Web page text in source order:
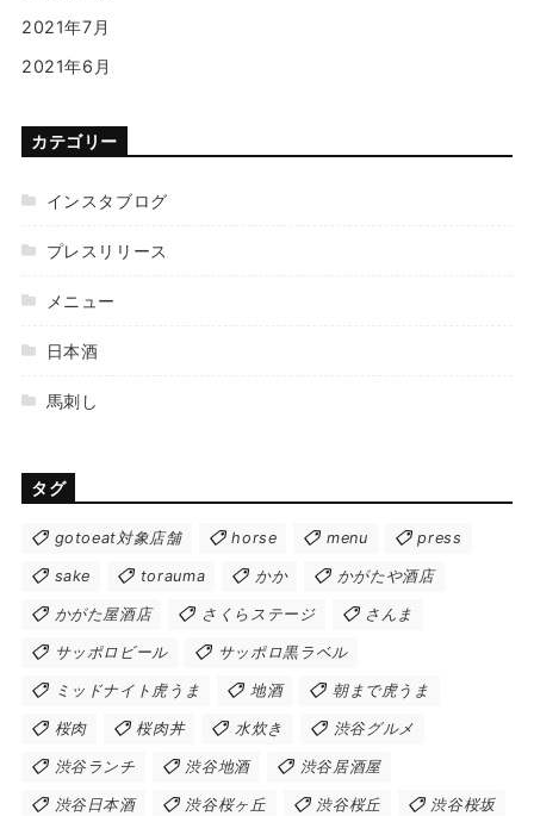
2021年7月
2021年6月
カテゴリー
インスタブログ
プレスリリース
メニュー
日本酒
馬刺し
タグ
gotoeat対象店舗 horse menu press
sake torauma かか かがたや酒店
かがた屋酒店 さくらステージ さんま
サッポロビール サッポロ黒ラベル
ミッドナイト虎うま 地酒 朝まで虎うま
桜肉 桜肉丼 水炊き 渋谷グルメ
渋谷ランチ 渋谷地酒 渋谷居酒屋
渋谷日本酒 渋谷桜ヶ丘 渋谷桜丘 渋谷桜坂